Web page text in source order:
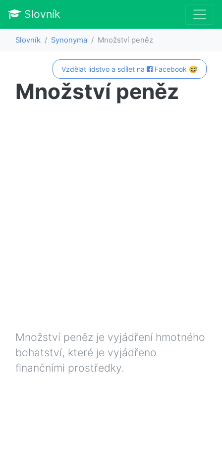
Slovník
Slovník Synonyma Množství peněz
Vzdělat lidstvo a sdílet na Facebook 😅
Množství peněz
Množství peněz je vyjádření hmotného
bohatství, které je vyjádřeno
finančními prostředky.